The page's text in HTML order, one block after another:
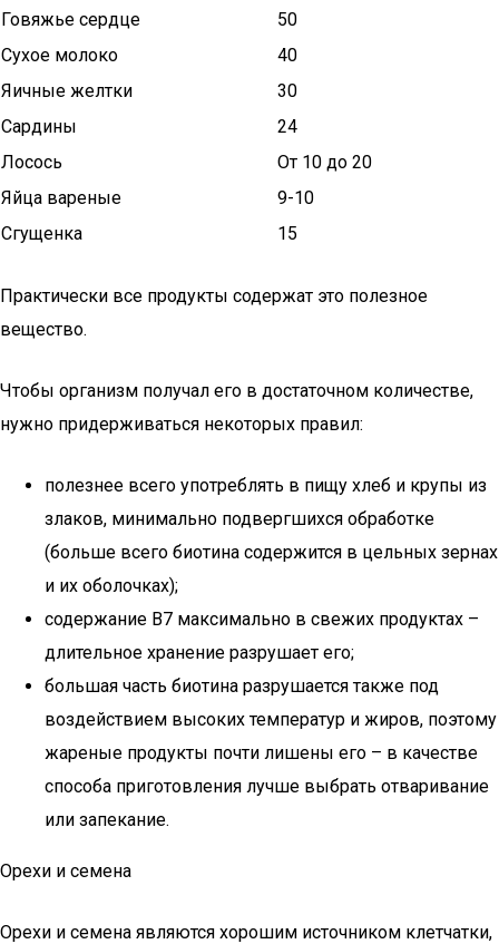
Говяжье сердце
50
Сухое молоко
40
Яичные желтки
30
Сардины
24
Лосось
От 10 до 20
Яйца вареные
9-10
Сгущенка
15
Практически все продукты содержат это полезное
вещество.
Чтобы организм получал его в достаточном количестве,
нужно придерживаться некоторых правил:
полезнее всего употреблять в пищу хлеб и крупы из
злаков, минимально подвергшихся обработке
(больше всего биотина содержится в цельных зернах
и их оболочках);
содержание B7 максимально в свежих продуктах –
длительное хранение разрушает его;
большая часть биотина разрушается также под
воздействием высоких температур и жиров, поэтому
жареные продукты почти лишены его – в качестве
способа приготовления лучше выбрать отваривание
или запекание.
Орехи и семена
Орехи и семена являются хорошим источником клетчатки,